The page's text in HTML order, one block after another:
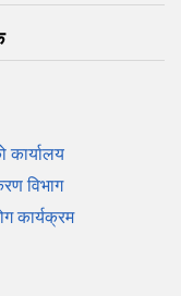
कार्यालय
विभाग
कार्यक्रम